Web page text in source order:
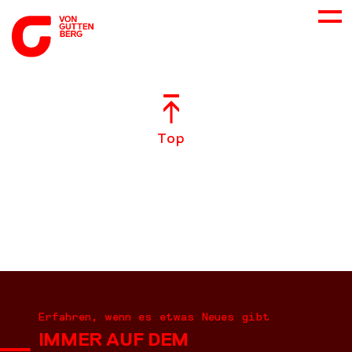
Top
Erfahren, wenn es etwas Neues gibt
IMMER AUF DEM